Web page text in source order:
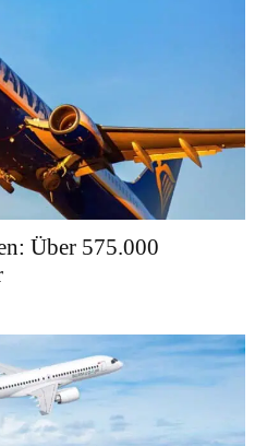
Über 575.000